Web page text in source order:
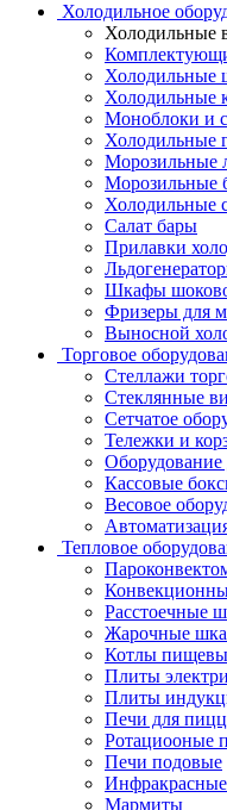
Холодильное
Холодильные
Холодильные
Холодильные
Моноблоки и
Холодильные
Морозильные
Морозильные
Холодильные
Салат бары
Прилавки
Шкафы
Фризеры для
Выносной
Торговое
Стеллажи
Стеклянные
Сетчатое
Тележки и
Оборудование
Кассовые
Весовое
Тепловое
Расстоечные
Жарочные
Котлы
Плиты
Плиты
Печи для
Ротациооные
Печи подовые
Мармиты